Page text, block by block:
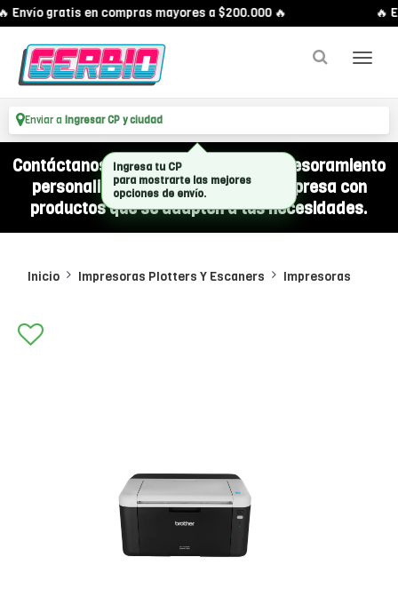
Envío gratis en compras mayores a $200.000 🔥 🔥
Enviar a Ingresar CP y ciudad
Contáctanos por WhatsApp y recibí asesoramiento
personalizado para equipar a tu empresa con
productos que se adapten a tus necesidades.
Inicio Impresoras Plotters Y Escaners Impresoras